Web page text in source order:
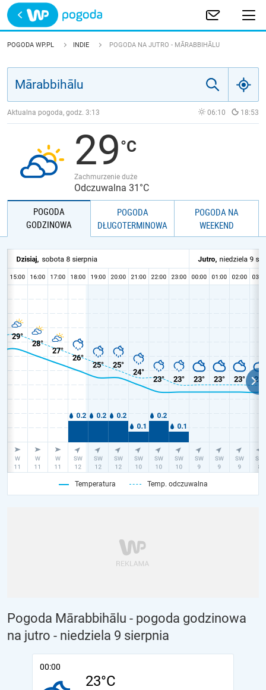
Trwa ładowanie
POLSKA
JAKOŚĆ POWIETRZA
POGODA WP.PL INDIE POGODA NA JUTRO - MĀRABBIHĀLU
Aktualna pogoda, godz. 3:13 06:10 18:53
29
Zachmurzenie duże
Odczuwalna 31°C
POGODA
GODZINOWA
POGODA
DŁUGOTERMINOWA
POGODA NA
WEEKEND
Temperatura Temp. odczuwalna
Pogoda Mārabbihālu - pogoda godzinowa
na jutro - niedziela 9 sierpnia
00:00
23°C